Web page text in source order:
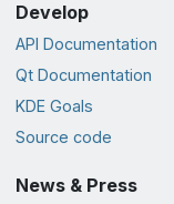
Develop
API Documentation
Qt Documentation
KDE Goals
Source code
News & Press